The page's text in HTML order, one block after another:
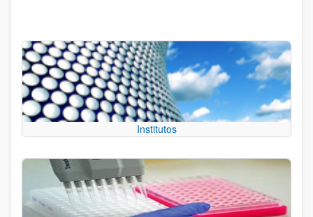
Institutos